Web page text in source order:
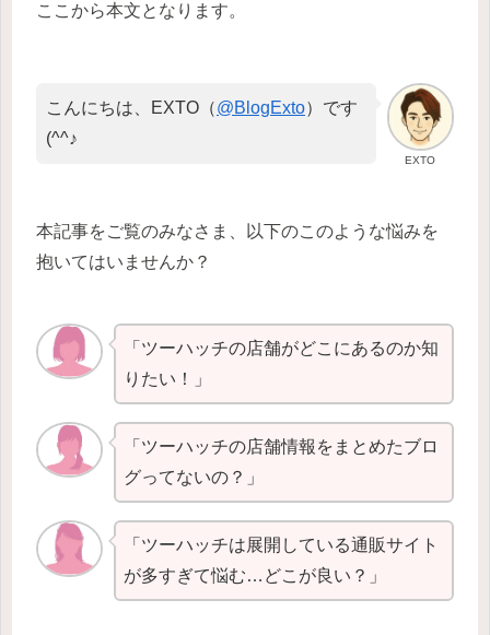
ここから本文となります。
EXTO
こんにちは、EXTO（@BlogExto）です
(^^♪
本記事をご覧のみなさま、以下のこのような悩みを
抱いてはいませんか？
「ツーハッチの店舗がどこにあるのか知
りたい！」
「ツーハッチの店舗情報をまとめたブロ
グってないの？」
「ツーハッチは展開している通販サイト
が多すぎて悩む…どこが良い？」